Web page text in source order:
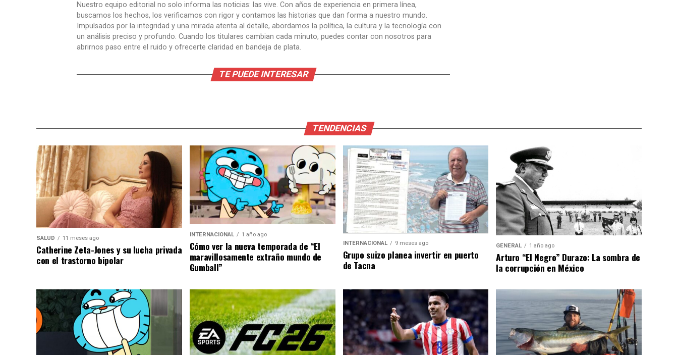
Nuestro equipo editorial no solo informa las noticias: las vive. Con años de experiencia en primera línea,
buscamos los hechos, los verificamos con rigor y contamos las historias que dan forma a nuestro mundo.
Impulsados por la integridad y una mirada atenta al detalle, abordamos la política, la cultura y la tecnología con
un análisis preciso y profundo. Cuando los titulares cambian cada minuto, puedes contar con nosotros para
abrirnos paso entre el ruido y ofrecerte claridad en bandeja de plata.
TE PUEDE INTERESAR
TENDENCIAS
SALUD 11 meses ago
Catherine Zeta-Jones y su lucha privada
con el trastorno bipolar
INTERNACIONAL 1 año ago
Cómo ver la nueva temporada de “El
maravillosamente extraño mundo de
Gumball”
INTERNACIONAL 9 meses ago
Grupo suizo planea invertir en puerto
de Tacna
GENERAL 1 año ago
Arturo “El Negro” Durazo: La sombra de
la corrupción en México